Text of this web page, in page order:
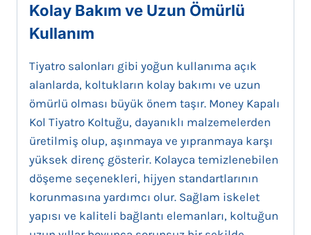
Kolay Bakım ve Uzun Ömürlü
Kullanım
Tiyatro salonları gibi yoğun kullanıma açık
alanlarda, koltukların kolay bakımı ve uzun
ömürlü olması büyük önem taşır. Money Kapalı
Kol Tiyatro Koltuğu, dayanıklı malzemelerden
üretilmiş olup, aşınmaya ve yıpranmaya karşı
yüksek direnç gösterir. Kolayca temizlenebilen
döşeme seçenekleri, hijyen standartlarının
korunmasına yardımcı olur. Sağlam iskelet
yapısı ve kaliteli bağlantı elemanları, koltuğun